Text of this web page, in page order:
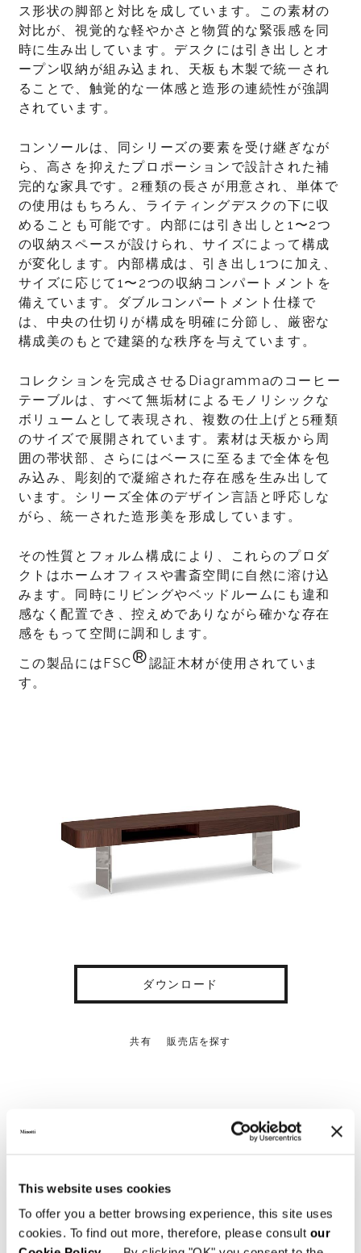
This website uses cookies
To offer you a better browsing experience, this site uses
cookies. To find out more, therefore, please consult our
ス形状の脚部と対比を成しています。この素材の
対比が、視覚的な軽やかさと物質的な緊張感を同
時に生み出しています。デスクには引き出しとオ
ープン収納が組み込まれ、天板も木製で統一され
ることで、触覚的な一体感と造形の連続性が強調
されています。
コンソールは、同シリーズの要素を受け継ぎなが
ら、高さを抑えたプロポーションで設計された補
完的な家具です。2種類の長さが用意され、単体で
の使用はもちろん、ライティングデスクの下に収
めることも可能です。内部には引き出しと1〜2つ
の収納スペースが設けられ、サイズによって構成
が変化します。内部構成は、引き出し1つに加え、
サイズに応じて1〜2つの収納コンパートメントを
備えています。ダブルコンパートメント仕様で
は、中央の仕切りが構成を明確に分節し、厳密な
構成美のもとで建築的な秩序を与えています。
コレクションを完成させるDiagrammaのコーヒー
テーブルは、すべて無垢材によるモノリシックな
ボリュームとして表現され、複数の仕上げと5種類
のサイズで展開されています。素材は天板から周
囲の帯状部、さらにはベースに至るまで全体を包
み込み、彫刻的で凝縮された存在感を生み出して
います。シリーズ全体のデザイン言語と呼応しな
がら、統一された造形美を形成しています。
その性質とフォルム構成により、これらのプロダ
クトはホームオフィスや書斎空間に自然に溶け込
みます。同時にリビングやベッドルームにも違和
感なく配置でき、控えめでありながら確かな存在
感をもって空間に調和します。
この製品にはFSC®認証木材が使用されていま
す。
ダウンロード
共有 販売店を探す
CONSOLE TABLE 236X61XH58,5 CM